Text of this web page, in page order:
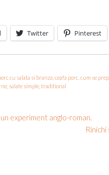
Twitter Pinterest
cu salata si branza ceafa porc cum se
salate simple traditional
experiment anglo-roman.
Rinichi